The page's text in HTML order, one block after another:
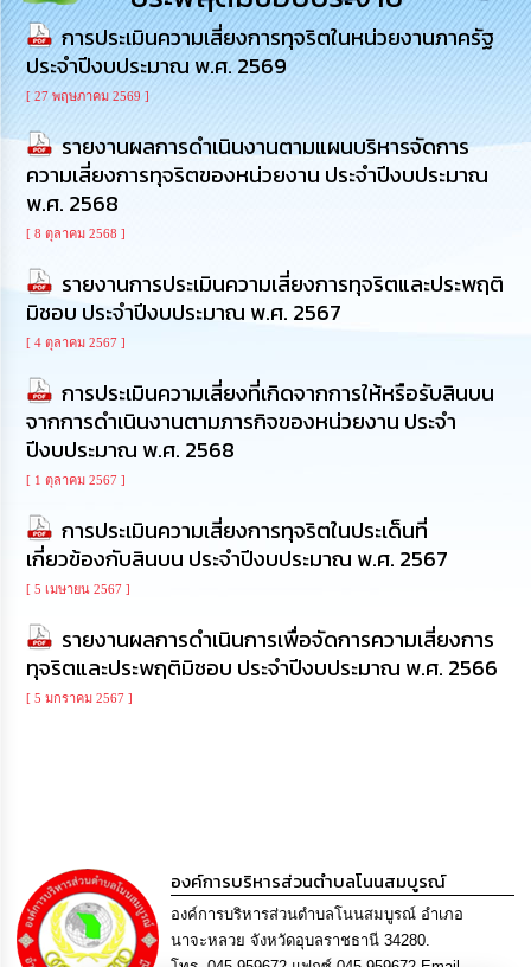
การ
ส่ง
เสริม
ความ
โปร่งใส
การ
จัด
ซื้อ
จัด
จ้าง
การ
เงิน
การ
คลัง
นโยบาย
No
Policy
การ
การ
เพื่อ
ป้องกัน
การ
ความ
โปร่งใส
การประเมินความเสี่ยงการทุจริตในหน่วยงานภาครัฐ
ประจำปีงบประมาณ พ.ศ. 2569
[ 27 พฤษภาคม 2569 ]
รายงานผลการดำเนินงานตามแผนบริหารจัดการ
ความเสี่ยงการทุจริตของหน่วยงาน ประจำปีงบประมาณ
พ.ศ. 2568
[ 8 ตุลาคม 2568 ]
รายงานการประเมินความเสี่ยงการทุจริตและประพฤติ
มิชอบ ประจำปีงบประมาณ พ.ศ. 2567
[ 4 ตุลาคม 2567 ]
การประเมินความเสี่ยงที่เกิดจากการให้หรือรับสินบน
จากการดำเนินงานตามภารกิจของหน่วยงาน ประจำ
ปีงบประมาณ พ.ศ. 2568
[ 1 ตุลาคม 2567 ]
การประเมินความเสี่ยงการทุจริตในประเด็นที่
เกี่ยวข้องกับสินบน ประจำปีงบประมาณ พ.ศ. 2567
[ 5 เมษายน 2567 ]
รายงานผลการดำเนินการเพื่อจัดการความเสี่ยงการ
ทุจริตและประพฤติมิชอบ ประจำปีงบประมาณ พ.ศ. 2566
[ 5 มกราคม 2567 ]
องค์การบริหารส่วนตำบลโนนสมบูรณ์
องค์การบริหารส่วนตำบลโนนสมบูรณ์ อำเภอ
นาจะหลวย จังหวัดอุบลราชธานี 34280.